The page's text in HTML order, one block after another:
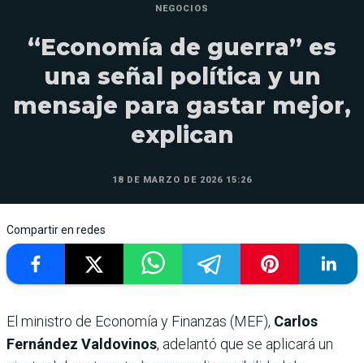
NEGOCIOS
“Economía de guerra” es
una señal política y un
mensaje para gastar mejor,
explican
18 DE MARZO DE 2026 15:26
Compartir en redes
El ministro de Economía y Finanzas (MEF), Carlos
Fernández Valdovinos, adelantó que se aplicará un